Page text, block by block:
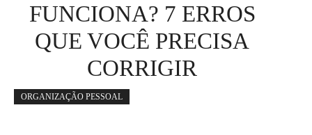
FUNCIONA? 7 ERROS
QUE VOCÊ PRECISA
CORRIGIR
ORGANIZAÇÃO PESSOAL